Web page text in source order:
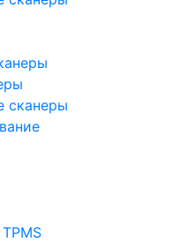
сканеры